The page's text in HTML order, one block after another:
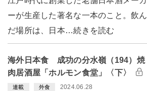
ーが生産した著名な一本のこと。飲ん
だ場所は、日本…続きを読む
海外日本食 成功の分水嶺（194）焼
肉居酒屋「ホルモン食堂」〈下〉
連載 外食 2024.06.28